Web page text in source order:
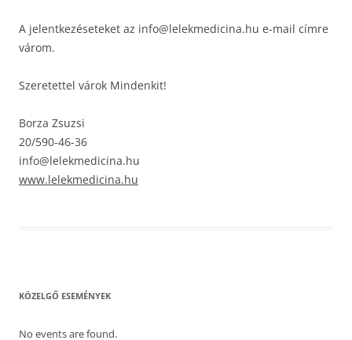
A jelentkezéseteket az info@lelekmedicina.hu e-mail címre
várom.
Szeretettel várok Mindenkit!
Borza Zsuzsi
20/590-46-36
info@lelekmedicina.hu
www.lelekmedicina.hu
KÖZELGŐ ESEMÉNYEK
No events are found.